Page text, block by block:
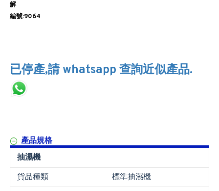
解
編號:9064
已停產,請 whatsapp 查詢近似產品.
產品規格
抽濕機
貨品種類
標準抽濕機